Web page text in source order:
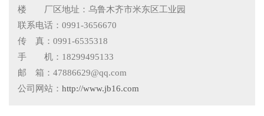
楼 厂区地址：乌鲁木齐市米东区工业园
联系电话：0991-3656670
传 真：0991-6535318
手 机：18299495133
邮 箱：47886629@qq.com
公司网站： http://www.jb16.com
护栏在我们生活中的作用
你不知道的候车厅安装注意事项
护栏网怎样做日常保养